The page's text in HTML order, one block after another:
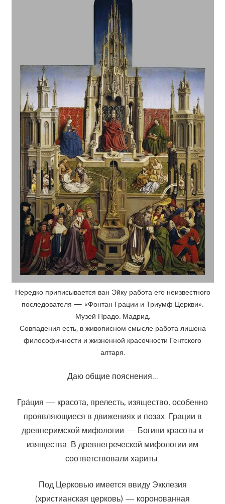
Нередко приписывается ван Эйку работа его неизвестного
последователя — «Фонтан Грации и Триумф Церкви».
Музей Прадо. Мадрид.
Совпадения есть, в живописном смысле работа лишена
философичности и жизненной красочности Гентского
алтаря.
Даю общие пояснения…
Гра́ция — красота, прелесть, изящество, особенно
проявляющиеся в движениях и позах. Грации в
древнеримской мифологии — Богини красоты и
изящества. В древнегреческой мифологии им
соответствовали хариты.
Под Церковью имеется ввиду Экклезия
(христианская церковь) — коронованная